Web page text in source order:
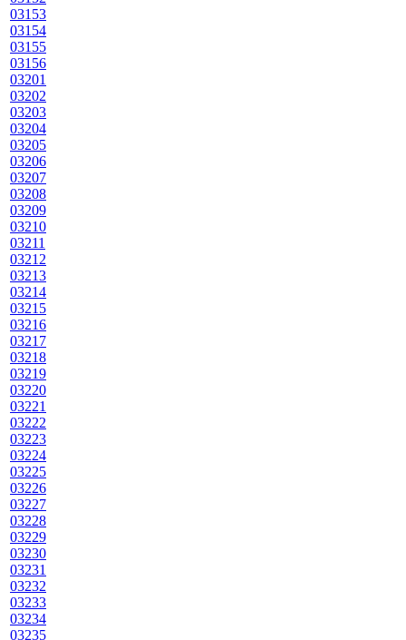
03153
03154
03155
03156
03201
03202
03203
03204
03205
03206
03207
03208
03209
03210
03211
03212
03213
03214
03215
03216
03217
03218
03219
03220
03221
03222
03223
03224
03225
03226
03227
03228
03229
03230
03231
03232
03233
03234
03235